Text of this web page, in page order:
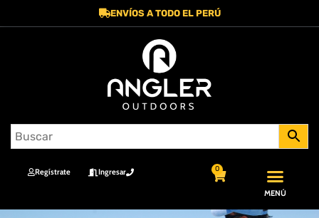
ENVÍOS A TODO EL PERÚ
Regístrate Ingresar 0
MENÚ